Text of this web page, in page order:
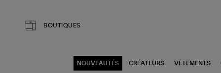
BOUTIQUES
NOUVEAUTÉS CRÉATEURS VÊTEMENTS